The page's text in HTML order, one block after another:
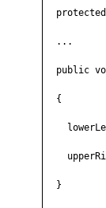
  ...
public
  {
  }